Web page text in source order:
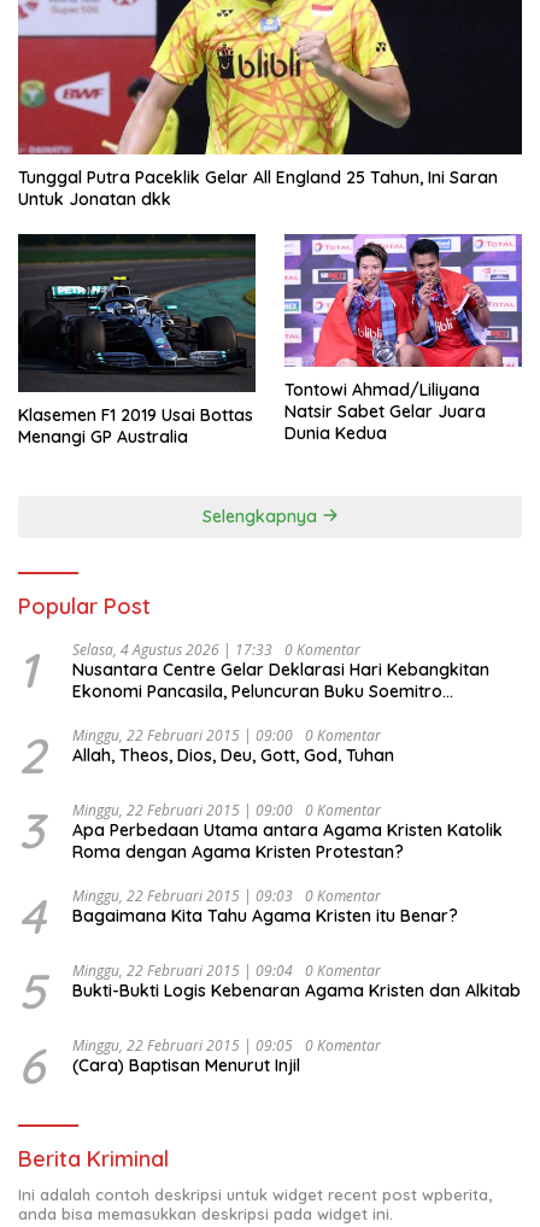
Tunggal Putra Paceklik Gelar All England 25 Tahun, Ini Saran
Untuk Jonatan dkk
Klasemen F1 2019 Usai Bottas
Menangi GP Australia
Tontowi Ahmad/Liliyana
Natsir Sabet Gelar Juara
Dunia Kedua
Selengkapnya
Popular Post
1 Selasa, 4 Agustus 2026 | 17:33 0 Komentar
Nusantara Centre Gelar Deklarasi Hari Kebangkitan
Ekonomi Pancasila, Peluncuran Buku Soemitro
Ekonomi Politik Indonesia) & Simposium Nasional
“Urgensi Undang-Undang Perekonomian Nasional dan
Indonesia Emas 2045”,
2 Minggu, 22 Februari 2015 | 09:00 0 Komentar
Allah, Theos, Dios, Deu, Gott, God, Tuhan
3 Minggu, 22 Februari 2015 | 09:00 0 Komentar
Apa Perbedaan Utama antara Agama Kristen Katolik
Roma dengan Agama Kristen Protestan?
4 Minggu, 22 Februari 2015 | 09:03 0 Komentar
Bagaimana Kita Tahu Agama Kristen itu Benar?
5 Minggu, 22 Februari 2015 | 09:04 0 Komentar
Bukti-Bukti Logis Kebenaran Agama Kristen dan Alkitab
6 Minggu, 22 Februari 2015 | 09:05 0 Komentar
(Cara) Baptisan Menurut Injil
Berita Kriminal
Ini adalah contoh deskripsi untuk widget recent post wpberita,
anda bisa memasukkan deskripsi pada widget ini.